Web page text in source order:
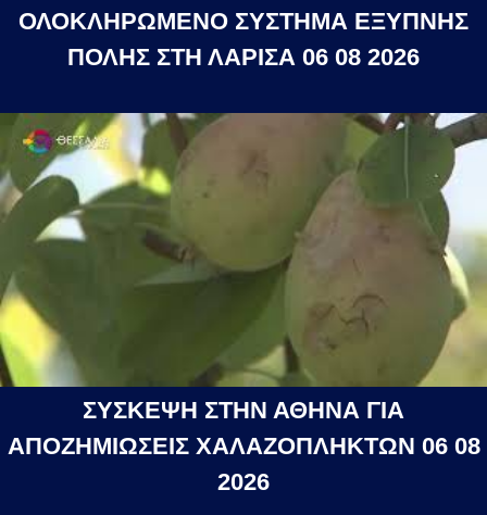
ΟΛΟΚΛΗΡΩΜΕΝΟ ΣΥΣΤΗΜΑ ΕΞΥΠΝΗΣ
ΠΟΛΗΣ ΣΤΗ ΛΑΡΙΣΑ 06 08 2026
ΣΥΣΚΕΨΗ ΣΤΗΝ ΑΘΗΝΑ ΓΙΑ
ΑΠΟΖΗΜΙΩΣΕΙΣ ΧΑΛΑΖΟΠΛΗΚΤΩΝ 06 08
2026